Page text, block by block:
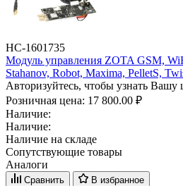
НС-1601735
Модуль управления ZOTA GSM,
Stahanov, Robot, Maxima, PelletS,
Авторизуйтесь, чтобы узнать Вашу
Розничная цена: 17 800.00 ₽
Наличие:
Наличие:
Наличие на складе
Сопутствующие товары
Аналоги
Сравнить В избранное